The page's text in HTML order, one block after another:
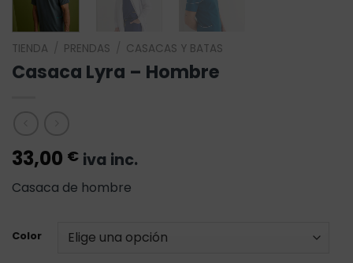
TIENDA PRENDAS CASACAS Y BATAS
Casaca Lyra – Hombre
33,00 € iva inc.
Casaca de hombre
Color